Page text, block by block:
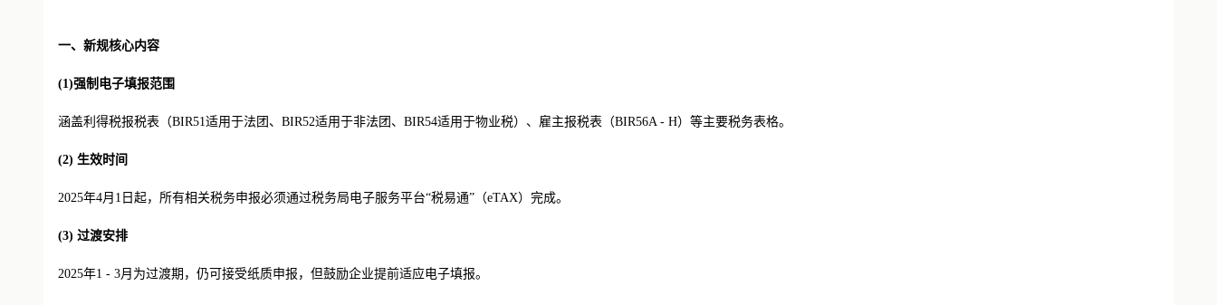
一、新规核心内容
(1)强制电子填报范围
涵盖利得税报税表（BIR51适用于法团、BIR52适用于非法团、BIR54适用于物业税）、雇主报税表（BIR56A - H）等主要税务表格。
(2) 生效时间
2025年4月1日起，所有相关税务申报必须通过税务局电子服务平台“税易通”（eTAX）完成。
(3) 过渡安排
2025年1 - 3月为过渡期，仍可接受纸质申报，但鼓励企业提前适应电子填报。